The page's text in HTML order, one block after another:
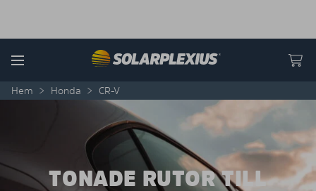
Menu
Hem > Honda > CR-V
TONADE RUTOR TILL